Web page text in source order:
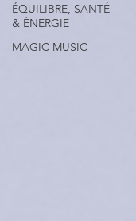
ÉQUILIBRE, SANTÉ
& ÉNERGIE
MAGIC MUSIC